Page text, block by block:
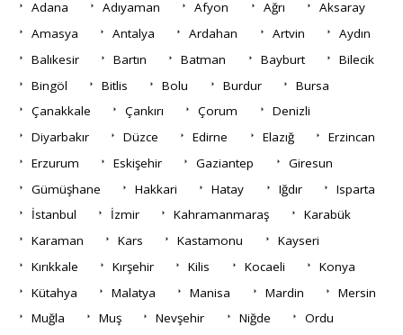
Adana Adıyaman Afyon Ağrı
Aksaray
Amasya
Antalya Ardahan Artvin
Aydın
Balıkesir
Bartın Batman Bayburt
Bilecik
Bingöl
Bitlis Bolu Burdur
Bursa
Çanakkale
Çankırı Çorum
Denizli
Diyarbakır
Düzce Edirne Elazığ
Erzincan
Erzurum
Eskişehir Gaziantep
Giresun
Gümüşhane
Hakkari Hatay Iğdır
Isparta
İstanbul
İzmir Kahramanmaraş
Karabük
Karaman
Kars Kastamonu
Kayseri
Kırıkkale
Kırşehir Kilis Kocaeli
Konya
Kütahya
Malatya Manisa Mardin
Mersin
Muğla
Muş Nevşehir Niğde
Ordu